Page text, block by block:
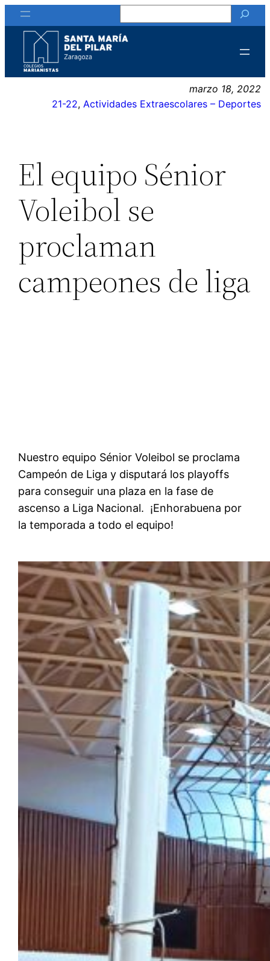
Saltar
al
contenido
marzo 18, 2022
21-22, Actividades Extraescolares – Deportes
El equipo Sénior
Voleibol se
proclaman
campeones de liga
Nuestro equipo Sénior Voleibol se proclama
Campeón de Liga y disputará los playoffs
para conseguir una plaza en la fase de
ascenso a Liga Nacional. ¡Enhorabuena por
la temporada a todo el equipo!